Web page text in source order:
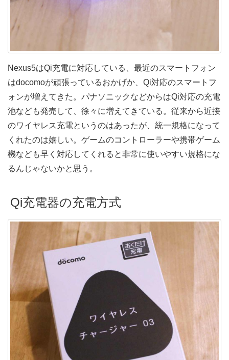
Nexus5はQi充電に対応している、最近のスマートフォン
はdocomoが頑張っているおかげか、Qi対応のスマートフ
ォンが増えてきた。パナソニックなどからはQi対応の充電
池なども発売して、徐々に増えてきている。従来から近接
のワイヤレス充電というのはあったが、統一規格になって
くれたのは嬉しい。ゲームのコントローラーや携帯ゲーム
機なども早く対応してくれると非常に使いやすい規格にな
るんじゃないかと思う。
Qi充電器の充電方式